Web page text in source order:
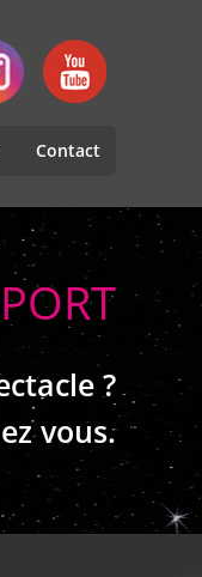
Contact
?
vous.